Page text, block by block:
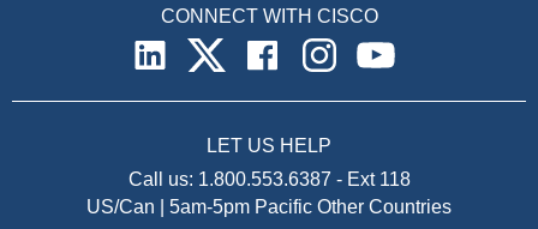
CONNECT WITH CISCO
LET US HELP
Call us: 1.800.553.6387 - Ext 118
US/Can | 5am-5pm Pacific Other Countries